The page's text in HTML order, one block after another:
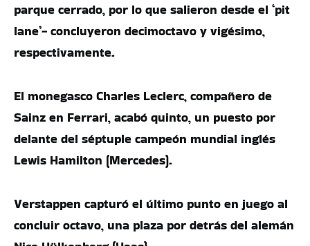
parque cerrado, por lo que salieron desde el ‘pit
lane’- concluyeron decimoctavo y vigésimo,
respectivamente.
El monegasco Charles Leclerc, compañero de
Sainz en Ferrari, acabó quinto, un puesto por
delante del séptuple campeón mundial inglés
Lewis Hamilton (Mercedes).
Verstappen capturó el último punto en juego al
concluir octavo, una plaza por detrás del alemán